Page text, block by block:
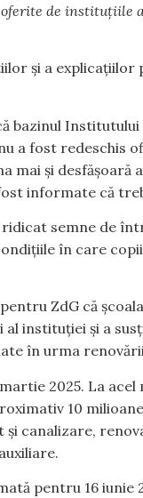
de instituțiile
și a explicațiilor
bazinul
a fost redeschis
mai și
informate că
semne de
în care
ZdG că
instituției și a
în urma
2025. La
10
canalizare,
pentru 16 iunie